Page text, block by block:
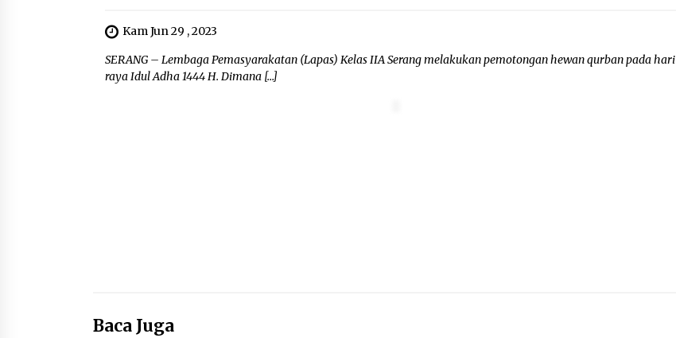
Kam Jun 29 , 2023
SERANG – Lembaga Pemasyarakatan (Lapas) Kelas IIA Serang melakukan pemotongan hewan qurban pada hari
raya Idul Adha 1444 H. Dimana […]
Baca Juga